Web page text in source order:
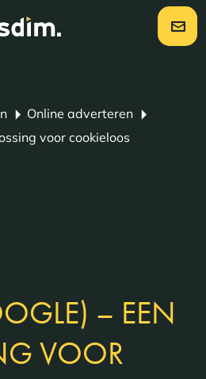
Online adverteren
voor cookieloos
– EEN
VOOR